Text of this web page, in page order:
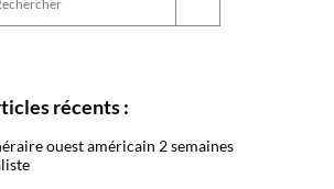
récents :
ouest américain 2 semaines